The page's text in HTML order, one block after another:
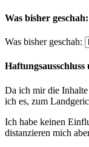
Was bisher geschah:
Was bisher geschah:
Da ich mir die
ich es, zum
Ich habe keinen
distanzieren mich